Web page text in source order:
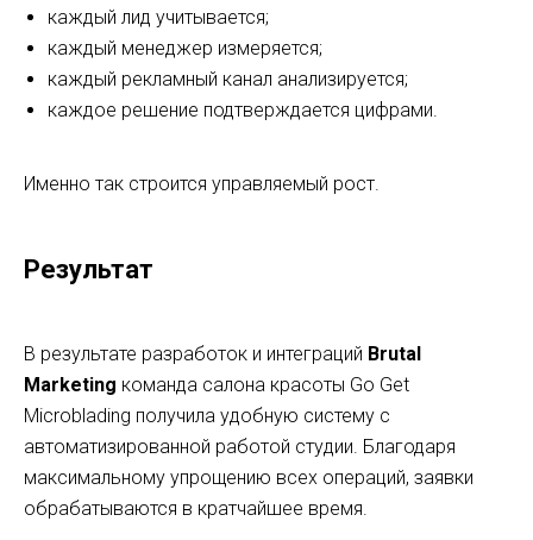
каждый лид учитывается;
каждый менеджер измеряется;
каждый рекламный канал анализируется;
каждое решение подтверждается цифрами.
Именно так строится управляемый рост.
Результат
В результате разработок и интеграций Brutal
Marketing команда салона красоты Go Get
Microblading получила удобную систему с
автоматизированной работой студии. Благодаря
максимальному упрощению всех операций, заявки
обрабатываются в кратчайшее время.